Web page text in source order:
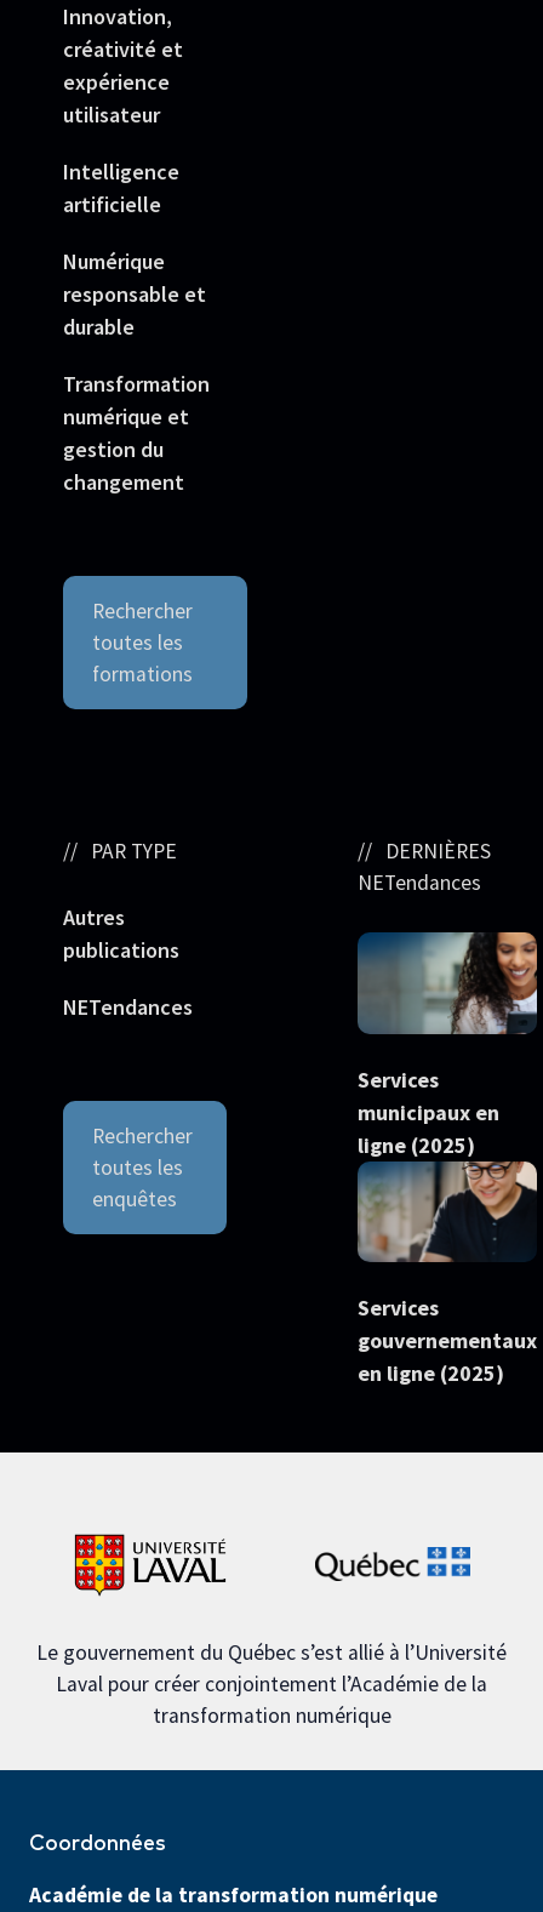
Innovation,
créativité et
expérience
utilisateur
Intelligence
artificielle
Numérique
responsable et
durable
Transformation
numérique et
gestion du
changement
Rechercher
toutes les
formations
PAR TYPE
Autres
publications
NETendances
Rechercher
toutes les
enquêtes
DERNIÈRES
NETendances
Services
municipaux en
ligne (2025)
Services
gouvernementaux
en ligne (2025)
Le gouvernement du Québec s’est allié à l’Université
Laval pour créer conjointement l’Académie de la
transformation numérique
Coordonnées
Académie de la transformation numérique